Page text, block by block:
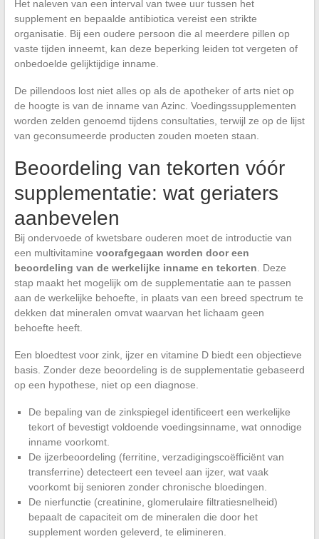
Het naleven van een interval van twee uur tussen het
supplement en bepaalde antibiotica vereist een strikte
organisatie. Bij een oudere persoon die al meerdere pillen op
vaste tijden inneemt, kan deze beperking leiden tot vergeten of
onbedoelde gelijktijdige inname.
De pillendoos lost niet alles op als de apotheker of arts niet op
de hoogte is van de inname van Azinc. Voedingssupplementen
worden zelden genoemd tijdens consultaties, terwijl ze op de lijst
van geconsumeerde producten zouden moeten staan.
Beoordeling van tekorten vóór
supplementatie: wat geriaters
aanbevelen
Bij ondervoede of kwetsbare ouderen moet de introductie van
een multivitamine voorafgegaan worden door een
beoordeling van de werkelijke inname en tekorten . Deze
stap maakt het mogelijk om de supplementatie aan te passen
aan de werkelijke behoefte, in plaats van een breed spectrum te
dekken dat mineralen omvat waarvan het lichaam geen
behoefte heeft.
Een bloedtest voor zink, ijzer en vitamine D biedt een objectieve
basis. Zonder deze beoordeling is de supplementatie gebaseerd
op een hypothese, niet op een diagnose.
De bepaling van de zinkspiegel identificeert een werkelijke
tekort of bevestigt voldoende voedingsinname, wat onnodige
inname voorkomt.
De ijzerbeoordeling (ferritine, verzadigingscoëfficiënt van
transferrine) detecteert een teveel aan ijzer, wat vaak
voorkomt bij senioren zonder chronische bloedingen.
De nierfunctie (creatinine, glomerulaire filtratiesnelheid)
bepaalt de capaciteit om de mineralen die door het
supplement worden geleverd, te elimineren.